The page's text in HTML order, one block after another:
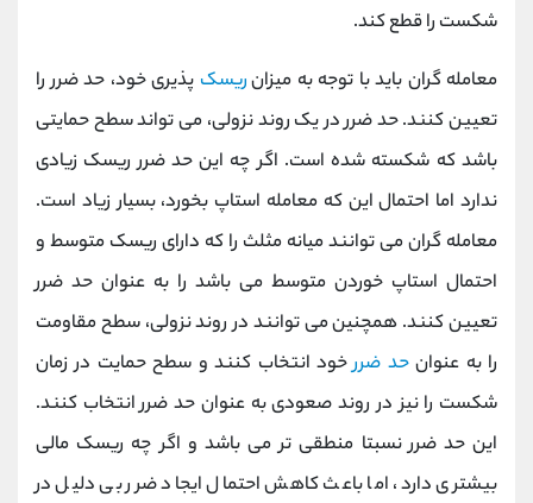
شکست را قطع کند.
معامله گران باید با توجه به میزانریسک پذیری خود، حد ضرر را
تعیین کنند. حد ضرر در یک روند نزولی، می تواند سطح حمایتی
باشد که شکسته شده است. اگر چه این حد ضرر ریسک زیادی
ندارد اما احتمال این که معامله استاپ بخورد، بسیار زیاد است.
معامله گران می توانند میانه مثلث را که دارای ریسک متوسط و
احتمال استاپ خوردن متوسط می باشد را به عنوان حد ضرر
تعیین کنند. همچنین می توانند در روند نزولی، سطح مقاومت
را به عنوانحد ضررخود انتخاب کنند و سطح حمایت در زمان
شکست را نیز در روند صعودی به عنوان حد ضرر انتخاب کنند.
این حد ضرر نسبتا منطقی تر می باشد و اگر چه ریسک مالی
بیشتری دارد، اما باعث کاهش احتمال ایجاد ضرر بی دلیل در